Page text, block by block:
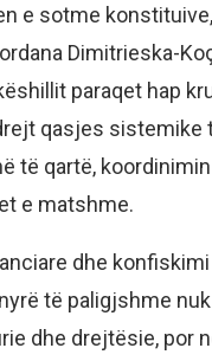
e sotme
Dimitrieska-
paraqet hap
qasjes sistemike
të qartë,
e matshme.
dhe
të paligjshme
dhe drejtësie, por